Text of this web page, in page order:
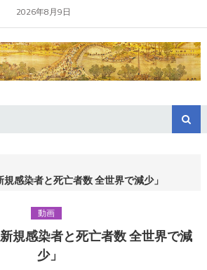
2026年8月9日
規感染者と死亡者数 全世界で減少」
動画
新規感染者と死亡者数 全世界で減
少」